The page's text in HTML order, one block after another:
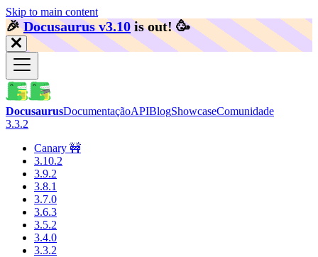
Skip to main content
🎉️Docusaurus v3.10 is out! 🥳️
DocusaurusDocumentaçãoAPIBlogShowcaseComunidade
3.3.2
Canary 🚧
3.10.2
3.9.2
3.8.1
3.7.0
3.6.3
3.5.2
3.4.0
3.3.2